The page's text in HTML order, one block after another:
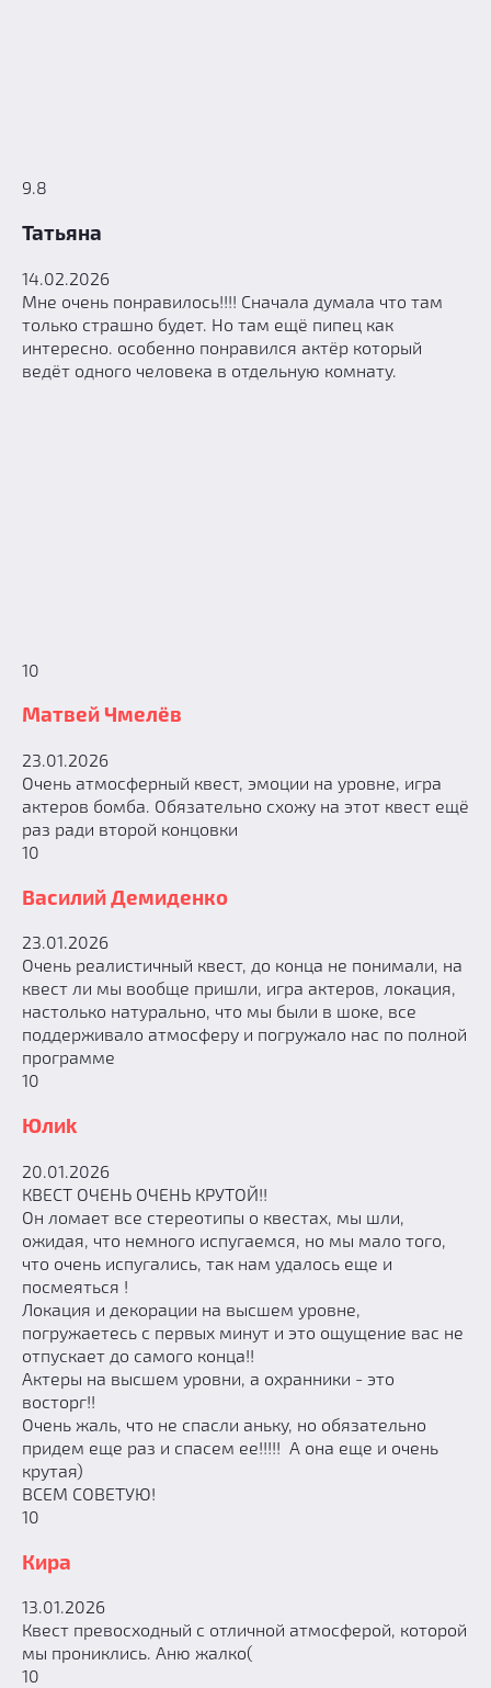
9.8
Татьяна
14.02.2026
Мне очень понравилось!!!! Сначала думала что там
только страшно будет. Но там ещё пипец как
интересно. особенно понравился актёр который
ведёт одного человека в отдельную комнату.
10
Матвей Чмелёв
23.01.2026
Очень атмосферный квест, эмоции на уровне, игра
актеров бомба. Обязательно схожу на этот квест ещё
раз ради второй концовки
10
Василий Демиденко
23.01.2026
Очень реалистичный квест, до конца не понимали, на
квест ли мы вообще пришли, игра актеров, локация,
настолько натурально, что мы были в шоке, все
поддерживало атмосферу и погружало нас по полной
программе
10
Юлиk
20.01.2026
КВЕСТ ОЧЕНЬ ОЧЕНЬ КРУТОЙ!!
Он ломает все стереотипы о квестах, мы шли,
ожидая, что немного испугаемся, но мы мало того,
что очень испугались, так нам удалось еще и
посмеяться !
Локация и декорации на высшем уровне,
погружаетесь с первых минут и это ощущение вас не
отпускает до самого конца!!
Актеры на высшем уровни, а охранники - это
восторг!!
Очень жаль, что не спасли аньку, но обязательно
придем еще раз и спасем ее!!!!! А она еще и очень
крутая)
ВСЕМ СОВЕТУЮ!
10
Кира
13.01.2026
Квест превосходный с отличной атмосферой, которой
мы прониклись. Аню жалко(
10